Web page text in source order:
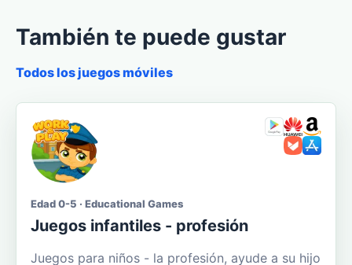
También te puede gustar
Todos los juegos móviles
Edad 0-5 · Educational Games
Juegos infantiles - profesión
Juegos para niños - la profesión, ayude a su hijo